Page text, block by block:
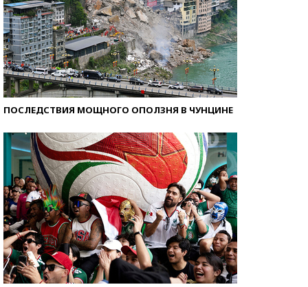
ПОСЛЕДСТВИЯ МОЩНОГО ОПОЛЗНЯ В ЧУНЦИНЕ